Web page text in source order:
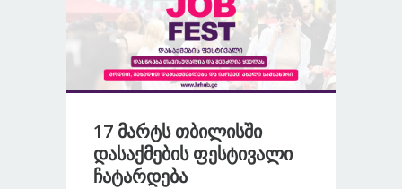
17 Მარტს Თბილისში
Დასაქმების Ფესტივალი
Ჩატარდება